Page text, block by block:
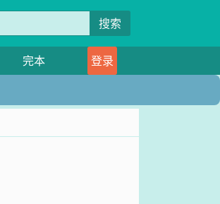
搜索
完本
登录